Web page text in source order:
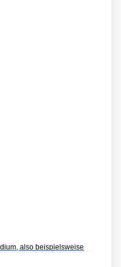
also beispielsweise